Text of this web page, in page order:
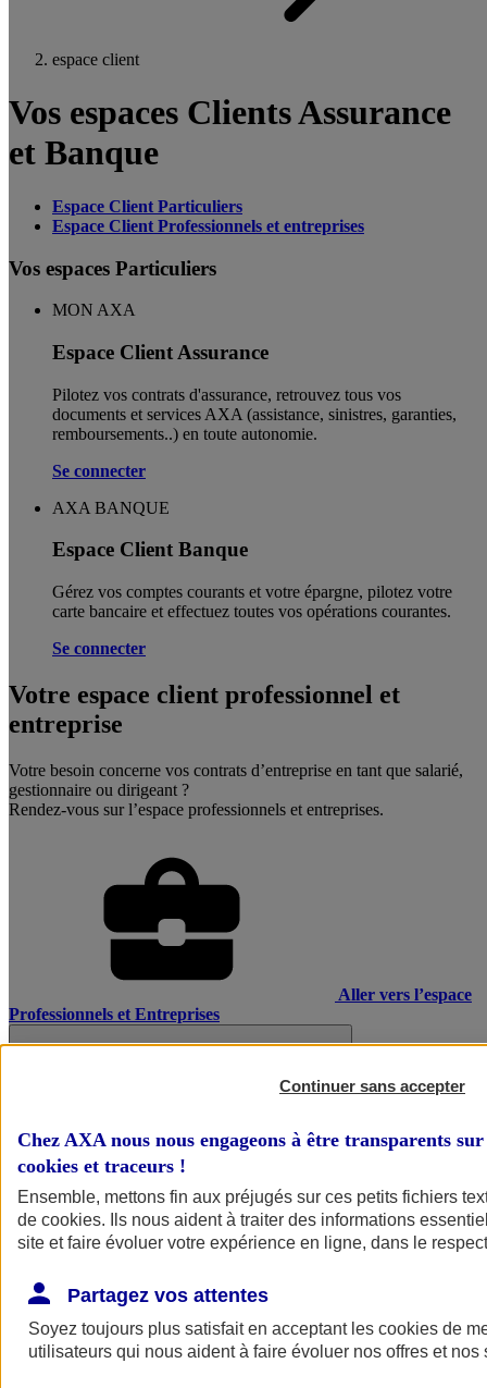
espace client
Vos espaces Clients Assurance
et Banque
Espace Client Particuliers
Espace Client Professionnels et entreprises
Vos espaces Particuliers
MON AXA
Espace Client Assurance
Pilotez vos contrats d'assurance, retrouvez tous vos
documents et services AXA (assistance, sinistres, garanties,
remboursements..) en toute autonomie. ​
Se connecter
AXA BANQUE
Espace Client Banque
Gérez vos comptes courants et votre épargne, pilotez votre
carte bancaire et effectuez toutes vos opérations courantes.
Se connecter
Votre espace client professionnel et
entreprise
Votre besoin concerne vos contrats d’entreprise en tant que salarié,
gestionnaire ou dirigeant ?
Rendez-vous sur l’espace professionnels et entreprises.
Aller vers l’espace
Professionnels et Entreprises
Continuer sans accepter
Chez AXA nous nous engageons à être transparents
cookies et traceurs !
Ensemble, mettons fin aux préjugés sur ces petits fichiers
de cookies. Ils nous aident à traiter des informations
site et faire évoluer votre expérience en ligne, dans le
Partagez vos attentes
Soyez toujours plus satisfait en acceptant les cookies de
utilisateurs qui nous aident à faire évoluer nos offres et nos